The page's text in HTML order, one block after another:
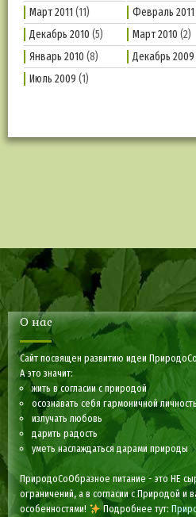
Март 2011 (11) Февраль 2011
Декабрь 2010 (5) Март 2010 (2)
Январь 2010 (8) Декабрь 2009
Июль 2009 (1)
О нас
Сайт посвящен развитию идеи
А это значит:
жить в согласии с природой
осознавать себя гармоничной
излучать любовь
дарить радость
уметь наслаждаться дарами природы
ПриродоСоОбразное питание - это НЕ
ограничений, а в согласии с Природой
особенностями!
Подробнее тут: